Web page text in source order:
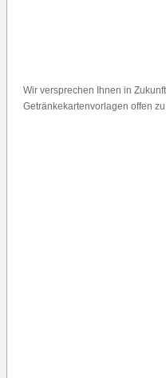
Wir versprechen Ihnen in
Getränkekartenvorlagen offen